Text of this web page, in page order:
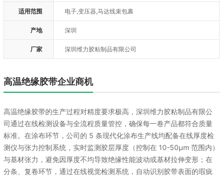
适用范围 电子,变压器,马达线束包裹
产地 深圳
厂家 深圳维力胶粘制品有限公司
高温绝缘胶带企业商机
高温绝缘胶带的生产过程对精度要求极高，深圳维力胶粘制品有限公
司通过在线检测设备与全流程质量管控，确保每一卷产品都符合质量
标准。在涂布环节，公司的 5 条现代化涂布生产线均配备在线厚度检
测仪与张力控制系统，实时监测胶层厚度（控制在 10-50μm 范围内）
与基材张力，避免因厚度不均导致绝缘性能波动或基材拉伸变形；在
分条、复卷环节，通过在线视觉检测系统，自动识别胶带表面的瑕疵